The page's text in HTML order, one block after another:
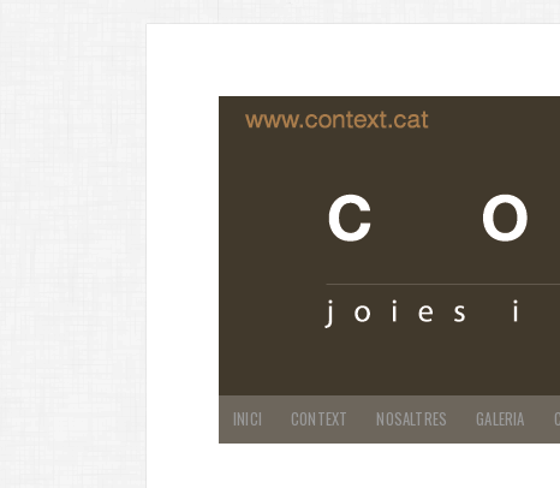
INICI CONTEXT NOSALTRES GALERIA